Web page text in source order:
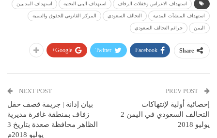
استهداف الاعراس وخفلات الزفاف استهداف البنى التحتية استهداف المدنيين
استهداف المنشآت المدنية التحالف السعودي المركز القانوني للحقوق والتنمية
اليمن جرائم التحالف السعودي
Share
Facebook
Twitter
Google+
إحصائية أولية لإنتهاكات
التحالف السعودي في اليمن 2
يوليو 2018
NEXT POST
بيان إدانة | جريمة قصف حفل
زفاف بمنطقة غافرة مديرية
الظاهر محافظة صعدة بتاريخ 3
يوليو 2018م